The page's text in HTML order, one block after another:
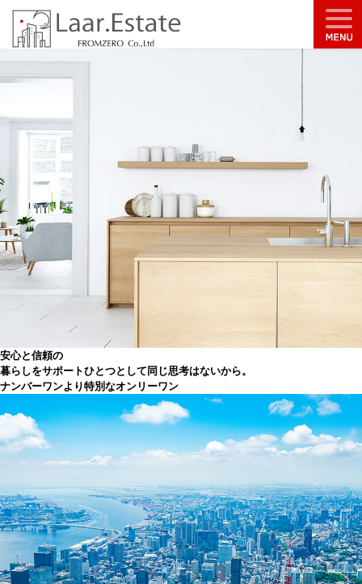
安心と信頼の
暮らしをサポートひとつとして同じ思考はないから。
ナンバーワンより特別なオンリーワン